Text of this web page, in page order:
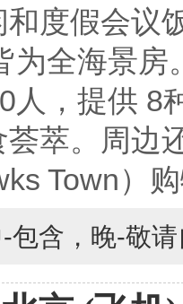
度假会议
为全海景
人，提供 8
萃。周边
Town）
包含，晚-敬